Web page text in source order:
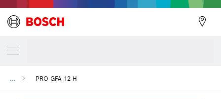
... PRO GFA 12-H